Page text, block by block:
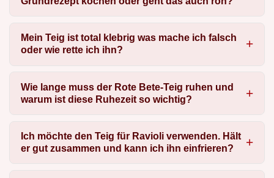
Mein Teig ist total klebrig was mache ich falsch
oder wie rette ich ihn?
Wie lange muss der Rote Bete-Teig ruhen und
warum ist diese Ruhezeit so wichtig?
Ich möchte den Teig für Ravioli verwenden. Hält
er gut zusammen und kann ich ihn einfrieren?